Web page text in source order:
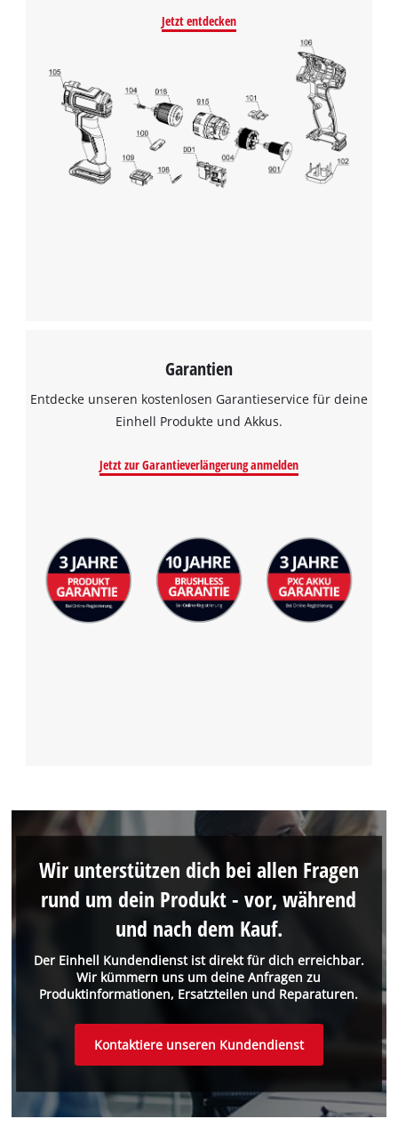
Jetzt entdecken
Garantien
Entdecke unseren kostenlosen Garantieservice für deine
Einhell Produkte und Akkus.
Jetzt zur Garantieverlängerung anmelden
Der Einhell Kundendienst ist direkt für dich erreichbar.
Wir kümmern uns um deine Anfragen zu
Produktinformationen, Ersatzteilen und Reparaturen.
Wir unterstützen dich bei allen Fragen
rund um dein Produkt - vor, während
und nach dem Kauf.
Kontaktiere unseren Kundendienst